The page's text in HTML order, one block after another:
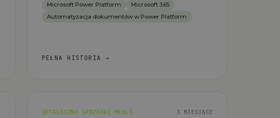
Microsoft Power Platform
Microsoft 365
Automatyzacja dokumentów w Power Platform
PEŁNA HISTORIA →
DETALICZNA SPRZEDAŻ MEBLI 3 MIESIĄCE